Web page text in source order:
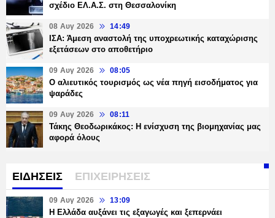
σχέδιο ΕΛ.Α.Σ. στη Θεσσαλονίκη
08 Αυγ 2026 14:49
ΙΣΑ: Άμεση αναστολή της υποχρεωτικής καταχώρισης
εξετάσεων στο αποθετήριο
09 Αυγ 2026 08:05
Ο αλιευτικός τουρισμός ως νέα πηγή εισοδήματος για
ψαράδες
09 Αυγ 2026 08:11
Τάκης Θεοδωρικάκος: Η ενίσχυση της βιομηχανίας μας
αφορά όλους
ΕΙΔΗΣΕΙΣ ΕΠΙΧΕΙΡΗΣΕΙΣ
09 Αυγ 2026 13:09
Η Ελλάδα αυξάνει τις εξαγωγές και ξεπερνάει